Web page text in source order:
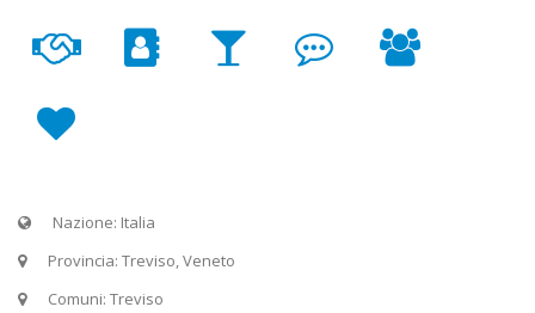
Nazione: Italia
Provincia: Treviso, Veneto
Comuni: Treviso